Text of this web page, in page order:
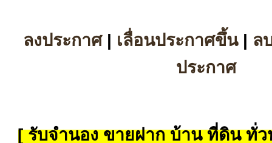
ลงประกาศ| เลื่อนประกาศขึ้น| ล
ประกาศ
[ รับจำนอง ขายฝาก บ้าน ที่ดิน ทั่ว